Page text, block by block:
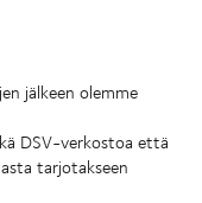
jälkeen olemme
DSV-verkostoa että
tarjotakseen